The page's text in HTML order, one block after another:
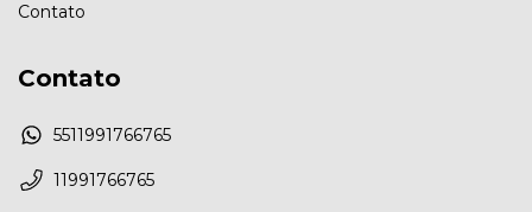
Contato
Contato
5511991766765
11991766765